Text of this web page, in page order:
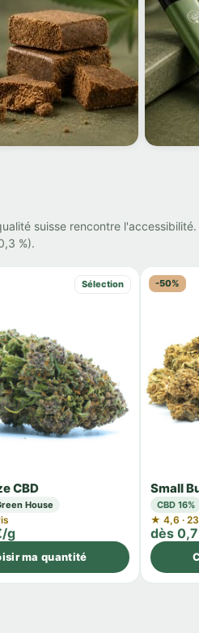
suisse rencontre
%).
Sélection
CBD
House
g
ma quantité
-50%
Small
CBD 16%
★ 4,6 ·
dès